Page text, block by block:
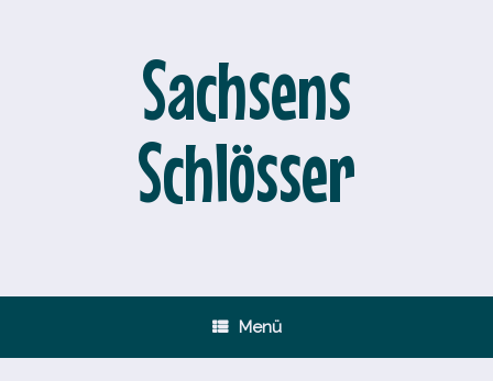
Sachsens
Schlösser
Menü